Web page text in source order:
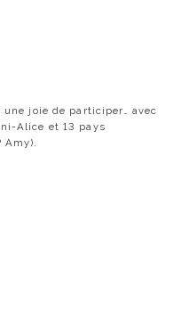
joie de participer… avec
Alice et 13 pays